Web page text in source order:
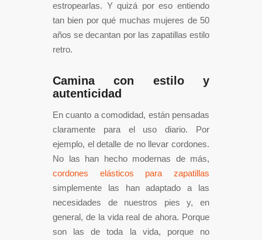
estropearlas. Y quizá por eso entiendo
tan bien por qué muchas mujeres de 50
años se decantan por las zapatillas estilo
retro.
Camina con estilo y
autenticidad
En cuanto a comodidad, están pensadas
claramente para el uso diario. Por
ejemplo, el detalle de no llevar cordones.
No las han hecho modernas de más,
cordones elásticos para zapatillas
simplemente las han adaptado a las
necesidades de nuestros pies y, en
general, de la vida real de ahora. Porque
son las de toda la vida, porque no